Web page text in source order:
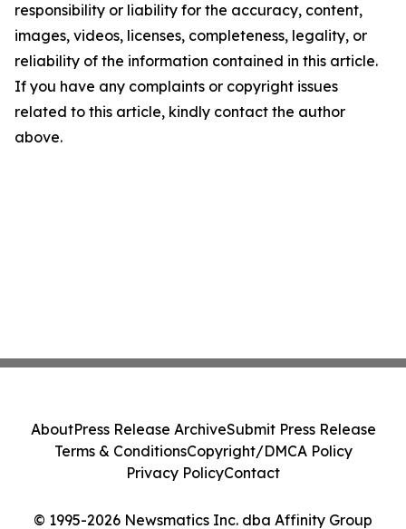
responsibility or liability for the accuracy, content,
images, videos, licenses, completeness, legality, or
reliability of the information contained in this article.
If you have any complaints or copyright issues
related to this article, kindly contact the author
above.
© 1995-2026 Newsmatics Inc. dba Affinity Group
AboutPress Release ArchiveSubmit Press Release
Terms & ConditionsCopyright/DMCA Policy
Privacy PolicyContact